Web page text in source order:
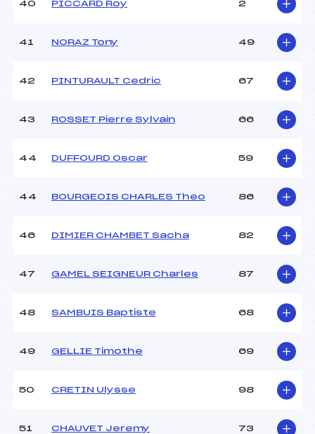
40 PICCARD Roy 2
41 NORAZ Tony 49
42 PINTURAULT Cedric 67
43 ROSSET Pierre Sylvain 66
44 DUFFOURD Oscar 59
44 BOURGEOIS CHARLES Theo 86
46 DIMIER CHAMBET Sacha 82
47 GAMEL SEIGNEUR Charles 87
48 SAMBUIS Baptiste 68
49 GELLIE Timothe 69
50 CRETIN Ulysse 98
51 CHAUVET Jeremy 73